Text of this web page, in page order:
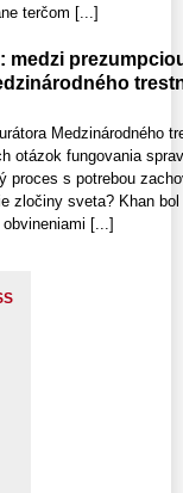
terčom [...]
medzi
Medzinárodného
otázok fungovania
proces s potrebou
zločiny sveta? Khan
[...]